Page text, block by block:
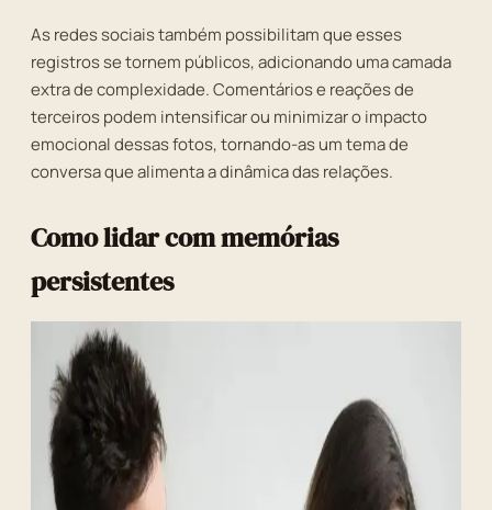
As redes sociais também possibilitam que esses
registros se tornem públicos, adicionando uma camada
extra de complexidade. Comentários e reações de
terceiros podem intensificar ou minimizar o impacto
emocional dessas fotos, tornando-as um tema de
conversa que alimenta a dinâmica das relações.
Como lidar com memórias
persistentes